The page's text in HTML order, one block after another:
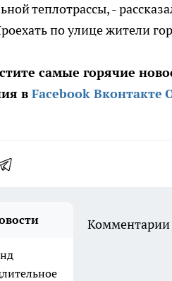
теплотрассы, -
по улице жители
самые горячие
в Facebook Вконтакте
Комментарии